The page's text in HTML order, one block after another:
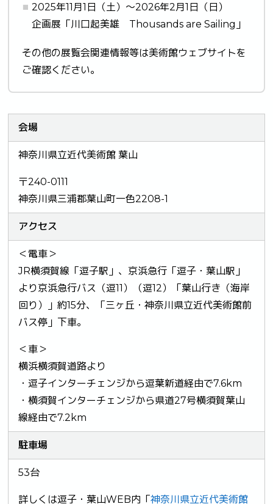
2025年11月1日（土）～2026年2月1日（日）
企画展「川口起美雄 Thousands are Sailing」
その他の展覧会関連情報等は美術館ウェブサイトを
ご確認ください。
会場
神奈川県立近代美術館 葉山
〒240-0111
神奈川県三浦郡葉山町一色2208-1
アクセス
＜電車＞
JR横須賀線「逗子駅」、京浜急行「逗子・葉山駅」
より京浜急行バス（逗11）（逗12）「葉山行き（海岸
回り）」約15分、「三ヶ丘・神奈川県立近代美術館前
バス停」下車。
＜車＞
横浜横須賀道路より
・逗子インターチェンジから逗葉新道経由で7.6km
・横須賀インターチェンジから県道27号横須賀葉山
線経由で7.2km
駐車場
53台
詳しくは逗子・葉山WEB内「神奈川県立近代美術館